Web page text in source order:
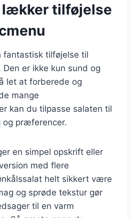
lækker tilføjelse
fantastisk tilføjelse til
Den er ikke kun sund og
let at forberede og
mange
kan du tilpasse salaten til
præferencer.
en simpel opskrift eller
med flere
helt sikkert være
og sprøde tekstur gør
til en varm